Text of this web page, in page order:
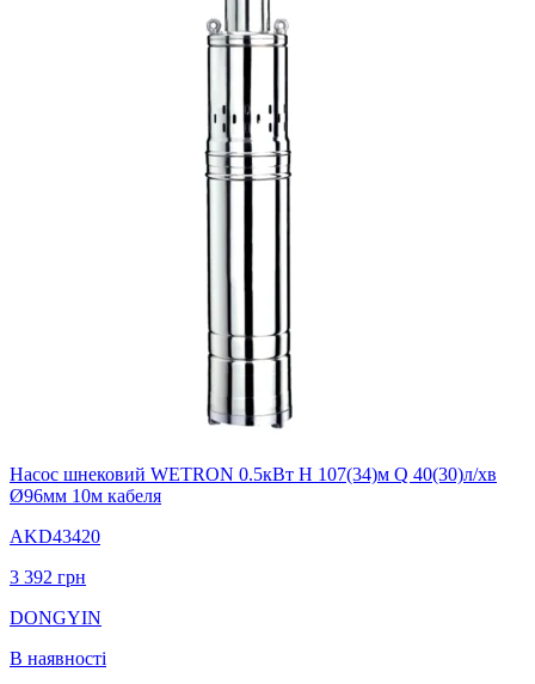
Насос шнековий WETRON 0.5кВт H 107(34)м Q 40(30)л/хв
Ø96мм 10м кабеля
AKD43420
3 392 грн
DONGYIN
В наявності